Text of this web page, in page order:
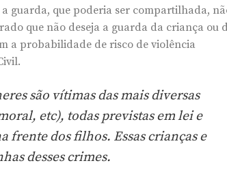
guarda, que poderia ser compartilhada,
que não deseja a guarda da criança ou
a probabilidade de risco de violência
são vítimas das mais diversas
etc), todas previstas em lei e
frente dos filhos. Essas crianças e
desses crimes.